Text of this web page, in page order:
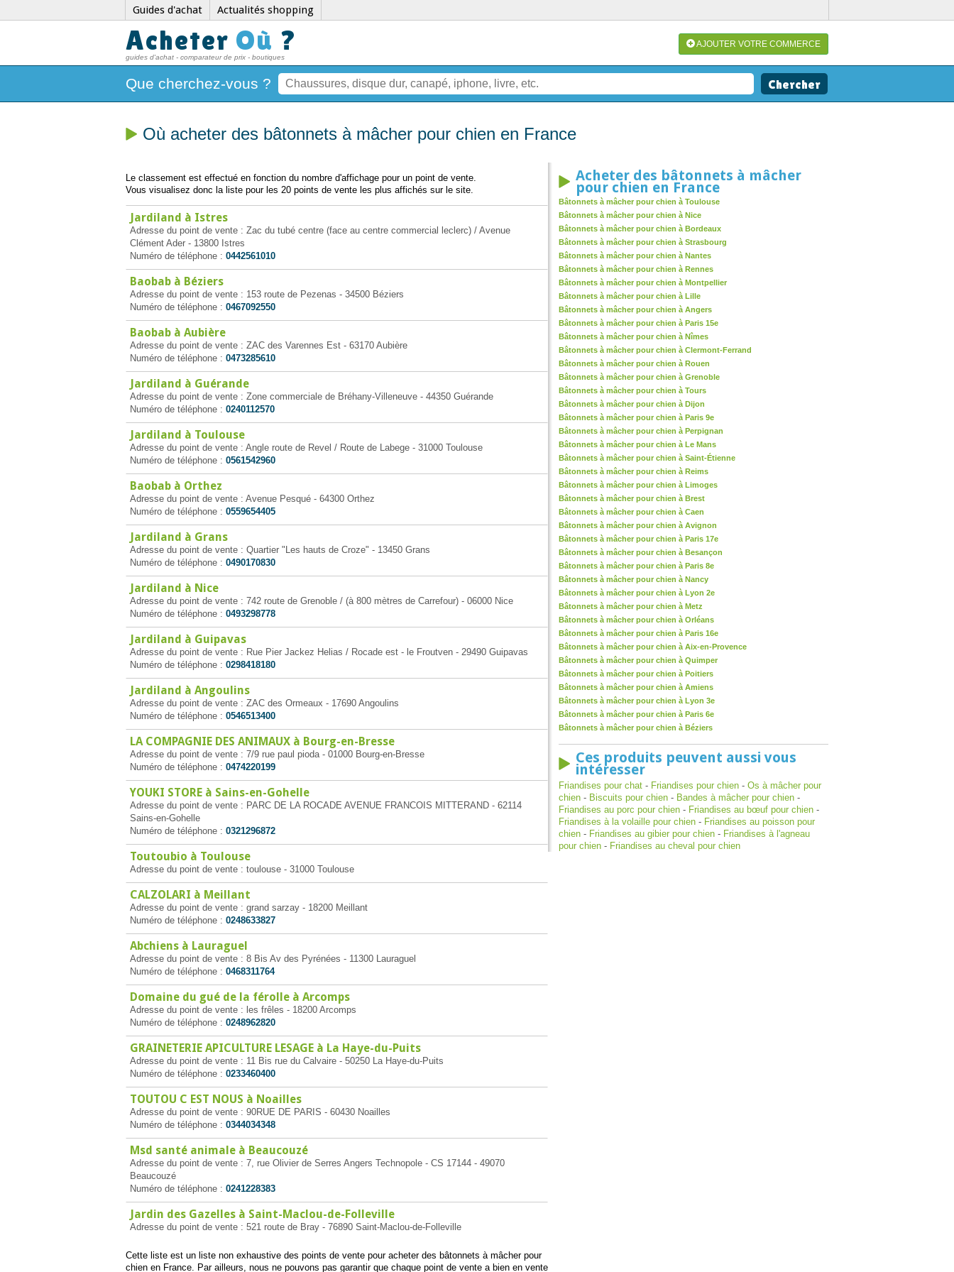
Guides d'achat Actualités shopping
Acheter Où ?
guides d'achat - comparateur de prix - boutiques
AJOUTER VOTRE COMMERCE
Que cherchez-vous ?
Où acheter des bâtonnets à mâcher pour chien en France
Le classement est effectué en fonction du nombre d'affichage pour un point de vente.
Vous visualisez donc la liste pour les 20 points de vente les plus affichés sur le site.
Jardiland à Istres
Adresse du point de vente : Zac du tubé centre (face au centre commercial leclerc) / Avenue
Clément Ader - 13800 Istres
Numéro de téléphone : 0442561010
Baobab à Béziers
Adresse du point de vente : 153 route de Pezenas - 34500 Béziers
Numéro de téléphone : 0467092550
Baobab à Aubière
Adresse du point de vente : ZAC des Varennes Est - 63170 Aubière
Numéro de téléphone : 0473285610
Jardiland à Guérande
Adresse du point de vente : Zone commerciale de Bréhany-Villeneuve - 44350 Guérande
Numéro de téléphone : 0240112570
Jardiland à Toulouse
Adresse du point de vente : Angle route de Revel / Route de Labege - 31000 Toulouse
Numéro de téléphone : 0561542960
Baobab à Orthez
Adresse du point de vente : Avenue Pesqué - 64300 Orthez
Numéro de téléphone : 0559654405
Jardiland à Grans
Adresse du point de vente : Quartier "Les hauts de Croze" - 13450 Grans
Numéro de téléphone : 0490170830
Jardiland à Nice
Adresse du point de vente : 742 route de Grenoble / (à 800 mètres de Carrefour) - 06000 Nice
Numéro de téléphone : 0493298778
Jardiland à Guipavas
Adresse du point de vente : Rue Pier Jackez Helias / Rocade est - le Froutven - 29490 Guipavas
Numéro de téléphone : 0298418180
Jardiland à Angoulins
Adresse du point de vente : ZAC des Ormeaux - 17690 Angoulins
Numéro de téléphone : 0546513400
LA COMPAGNIE DES ANIMAUX à Bourg-en-Bresse
Adresse du point de vente : 7/9 rue paul pioda - 01000 Bourg-en-Bresse
Numéro de téléphone : 0474220199
YOUKI STORE à Sains-en-Gohelle
Adresse du point de vente : PARC DE LA ROCADE AVENUE FRANCOIS MITTERAND - 62114
Sains-en-Gohelle
Numéro de téléphone : 0321296872
Toutoubio à Toulouse
Adresse du point de vente : toulouse - 31000 Toulouse
CALZOLARI à Meillant
Adresse du point de vente : grand sarzay - 18200 Meillant
Numéro de téléphone : 0248633827
Abchiens à Lauraguel
Adresse du point de vente : 8 Bis Av des Pyrénées - 11300 Lauraguel
Numéro de téléphone : 0468311764
Domaine du gué de la férolle à Arcomps
Adresse du point de vente : les frêles - 18200 Arcomps
Numéro de téléphone : 0248962820
GRAINETERIE APICULTURE LESAGE à La Haye-du-Puits
Adresse du point de vente : 11 Bis rue du Calvaire - 50250 La Haye-du-Puits
Numéro de téléphone : 0233460400
TOUTOU C EST NOUS à Noailles
Adresse du point de vente : 90RUE DE PARIS - 60430 Noailles
Numéro de téléphone : 0344034348
Msd santé animale à Beaucouzé
Adresse du point de vente : 7, rue Olivier de Serres Angers Technopole - CS 17144 - 49070
Beaucouzé
Numéro de téléphone : 0241228383
Jardin des Gazelles à Saint-Maclou-de-Folleville
Adresse du point de vente : 521 route de Bray - 76890 Saint-Maclou-de-Folleville
Cette liste est un liste non exhaustive des points de vente pour acheter des bâtonnets à mâcher pour
chien en France. Par ailleurs, nous ne pouvons pas garantir que chaque point de vente a bien en vente
Acheter des bâtonnets à mâcher
pour chien en France
Bâtonnets à mâcher pour chien à Toulouse
Bâtonnets à mâcher pour chien à Nice
Bâtonnets à mâcher pour chien à Bordeaux
Bâtonnets à mâcher pour chien à Strasbourg
Bâtonnets à mâcher pour chien à Nantes
Bâtonnets à mâcher pour chien à Rennes
Bâtonnets à mâcher pour chien à Montpellier
Bâtonnets à mâcher pour chien à Lille
Bâtonnets à mâcher pour chien à Angers
Bâtonnets à mâcher pour chien à Paris 15e
Bâtonnets à mâcher pour chien à Nîmes
Bâtonnets à mâcher pour chien à Clermont-Ferrand
Bâtonnets à mâcher pour chien à Rouen
Bâtonnets à mâcher pour chien à Grenoble
Bâtonnets à mâcher pour chien à Tours
Bâtonnets à mâcher pour chien à Dijon
Bâtonnets à mâcher pour chien à Paris 9e
Bâtonnets à mâcher pour chien à Perpignan
Bâtonnets à mâcher pour chien à Le Mans
Bâtonnets à mâcher pour chien à Saint-Étienne
Bâtonnets à mâcher pour chien à Reims
Bâtonnets à mâcher pour chien à Limoges
Bâtonnets à mâcher pour chien à Brest
Bâtonnets à mâcher pour chien à Caen
Bâtonnets à mâcher pour chien à Avignon
Bâtonnets à mâcher pour chien à Paris 17e
Bâtonnets à mâcher pour chien à Besançon
Bâtonnets à mâcher pour chien à Paris 8e
Bâtonnets à mâcher pour chien à Nancy
Bâtonnets à mâcher pour chien à Lyon 2e
Bâtonnets à mâcher pour chien à Metz
Bâtonnets à mâcher pour chien à Orléans
Bâtonnets à mâcher pour chien à Paris 16e
Bâtonnets à mâcher pour chien à Aix-en-Provence
Bâtonnets à mâcher pour chien à Quimper
Bâtonnets à mâcher pour chien à Poitiers
Bâtonnets à mâcher pour chien à Amiens
Bâtonnets à mâcher pour chien à Lyon 3e
Bâtonnets à mâcher pour chien à Paris 6e
Bâtonnets à mâcher pour chien à Béziers
Ces produits peuvent aussi vous
intéresser
Friandises pour chat - Friandises pour chien - Os à mâcher pour
chien - Biscuits pour chien - Bandes à mâcher pour chien -
Friandises au porc pour chien - Friandises au bœuf pour chien -
Friandises à la volaille pour chien - Friandises au poisson pour
chien - Friandises au gibier pour chien - Friandises à l'agneau
pour chien - Friandises au cheval pour chien